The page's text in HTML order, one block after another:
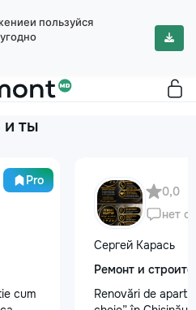
пользуйся
ты
Pro
cum
0,0
нет
Сергей Карась
Ремонт и
Renovări de